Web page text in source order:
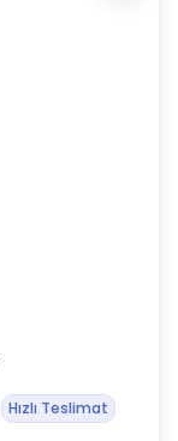
Hızlı Teslimat